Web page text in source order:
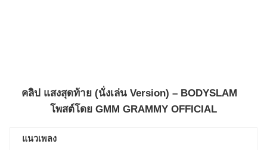
คลิป แสงสุดท้าย (นั่งเล่น Version) – BODYSLAM
โพสต์โดย GMM GRAMMY OFFICIAL
แนวเพลง